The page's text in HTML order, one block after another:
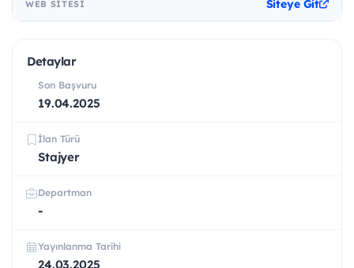
WEB SITESI Siteye Git
Detaylar
Son Başvuru
19.04.2025
İlan Türü
Stajyer
Departman
-
Yayınlanma Tarihi
24.03.2025